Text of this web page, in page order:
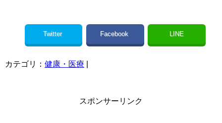
Twitter Facebook LINE
カテゴリ： 健康・医療
スポンサーリンク